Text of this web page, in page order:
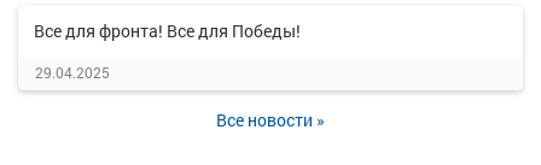
Все для фронта! Все для Победы!
29.04.2025
Все новости »